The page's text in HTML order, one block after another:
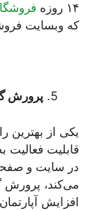
۱۴ روزه
که وبسایت
پرورش
یکی از بهترین
قابلیت فعالیت
در سایت و
می‌کند، پرورش
افزایش